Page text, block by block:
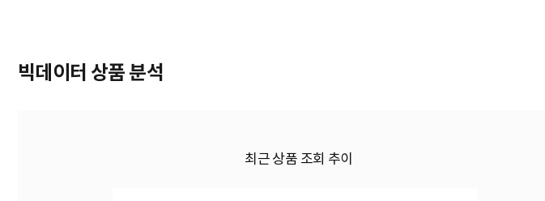
빅데이터 상품 분석
최근 상품 조회 추이